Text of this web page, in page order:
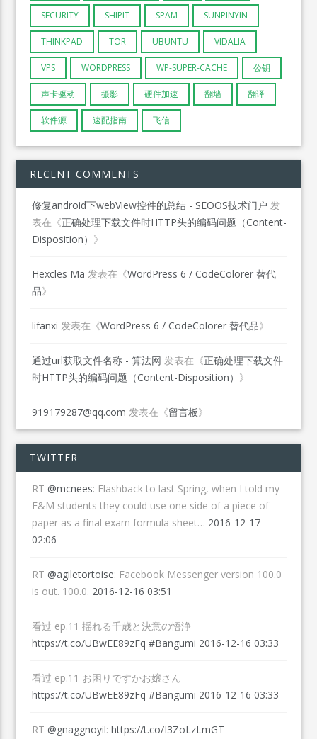
SECURITY SHIPIT SPAM SUNPINYIN
THINKPAD TOR UBUNTU VIDALIA
VPS WORDPRESS WP-SUPER-CACHE 公钥
声卡驱动 摄影 硬件加速 翻墙 翻译
软件源 速配指南 飞信
RECENT COMMENTS
修复android下webView控件的总结 - SEOOS技术门户 发
表在《正确处理下载文件时HTTP头的编码问题（Content-
Disposition） 》
Hexcles Ma 发表在《WordPress 6 / CodeColorer 替代
品》
lifanxi 发表在《WordPress 6 / CodeColorer 替代品》
通过url获取文件名称 - 算法网 发表在《正确处理下载文件
时HTTP头的编码问题（Content-Disposition） 》
919179287@qq.com 发表在《留言板》
TWITTER
RT@mcnees: Flashback to last Spring, when I told my
E&M students they could use one side of a piece of
paper as a final exam formula sheet… 2016-12-17
02:06
RT@agiletortoise: Facebook Messenger version 100.0
is out. 100.0. 2016-12-16 03:51
看过 ep.11 揺れる千歳と決意の悟浄
https://t.co/UBwEE89zFq #Bangumi 2016-12-16 03:33
看过 ep.11 お困りですかお嬢さん
https://t.co/UBwEE89zFq #Bangumi 2016-12-16 03:33
RT@gnaggnoyil:https://t.co/I3ZoLzLmGT